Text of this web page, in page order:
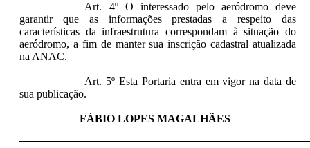
Art. 4º O interessado pelo aeródromo deve
garantir que as informações prestadas a respeito das
características da infraestrutura correspondam à situação do
aeródromo, a fim de manter sua inscrição cadastral atualizada
na ANAC.
Art. 5º Esta Portaria entra em vigor na data de
sua publicação.
FÁBIO LOPES MAGALHÃES